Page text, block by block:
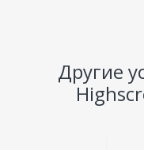
Другие